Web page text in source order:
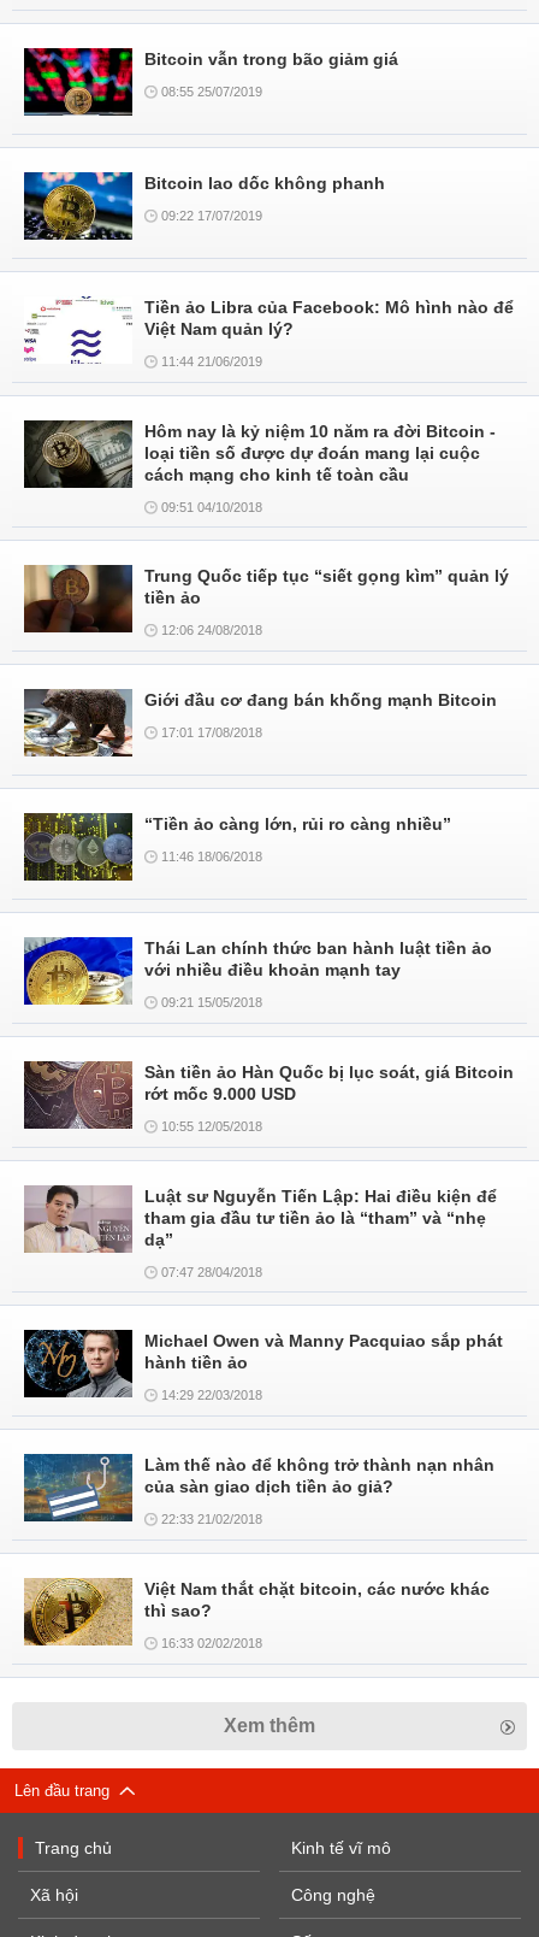
Bitcoin vẫn trong bão giảm giá
08:55 25/07/2019
Bitcoin lao dốc không phanh
09:22 17/07/2019
Tiền ảo Libra của Facebook: Mô hình nào để
Việt Nam quản lý?
11:44 21/06/2019
Hôm nay là kỷ niệm 10 năm ra đời Bitcoin -
loại tiền số được dự đoán mang lại cuộc
cách mạng cho kinh tế toàn cầu
09:51 04/10/2018
Trung Quốc tiếp tục “siết gọng kìm” quản lý
tiền ảo
12:06 24/08/2018
Giới đầu cơ đang bán khống mạnh Bitcoin
17:01 17/08/2018
“Tiền ảo càng lớn, rủi ro càng nhiều”
11:46 18/06/2018
Thái Lan chính thức ban hành luật tiền ảo
với nhiều điều khoản mạnh tay
09:21 15/05/2018
Sàn tiền ảo Hàn Quốc bị lục soát, giá Bitcoin
rớt mốc 9.000 USD
10:55 12/05/2018
Luật sư Nguyễn Tiến Lập: Hai điều kiện để
tham gia đầu tư tiền ảo là “tham” và “nhẹ
dạ”
07:47 28/04/2018
Michael Owen và Manny Pacquiao sắp phát
hành tiền ảo
14:29 22/03/2018
Làm thế nào để không trở thành nạn nhân
của sàn giao dịch tiền ảo giả?
22:33 21/02/2018
Việt Nam thắt chặt bitcoin, các nước khác
thì sao?
16:33 02/02/2018
Xem thêm
Lên đầu trang
Trang chủ
Xã hội
Kinh tế vĩ mô
Công nghệ